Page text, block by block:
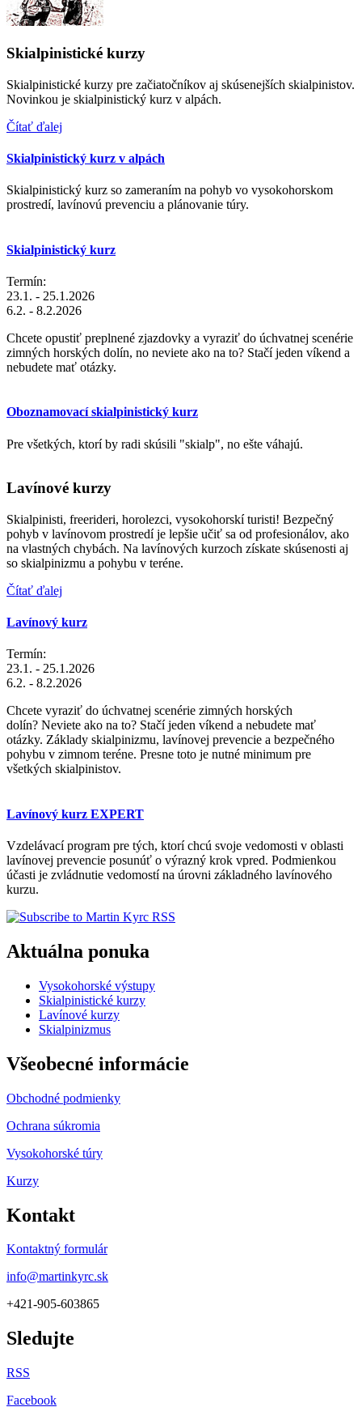
Skialpinistické kurzy
Skialpinistické kurzy pre začiatočníkov aj skúsenejších skialpinistov.
Novinkou je skialpinistický kurz v alpách.
Čítať ďalej
Skialpinistický kurz v alpách
Skialpinistický kurz so zameraním na pohyb vo vysokohorskom
prostredí, lavínovú prevenciu a plánovanie túry.
Skialpinistický kurz
Termín:
23.1. - 25.1.2026
6.2. - 8.2.2026
Chcete opustiť preplnené zjazdovky a vyraziť do úchvatnej scenérie
zimných horských dolín, no neviete ako na to? Stačí jeden víkend a
nebudete mať otázky.
Oboznamovací skialpinistický kurz
Pre všetkých, ktorí by radi skúsili "skialp", no ešte váhajú.
Lavínové kurzy
Skialpinisti, freerideri, horolezci, vysokohorskí turisti! Bezpečný
pohyb v lavínovom prostredí je lepšie učiť sa od profesionálov, ako
na vlastných chybách. Na lavínových kurzoch získate skúsenosti aj
so skialpinizmu a pohybu v teréne.
Čítať ďalej
Lavínový kurz
Termín:
23.1. - 25.1.2026
6.2. - 8.2.2026
Chcete vyraziť do úchvatnej scenérie zimných horských
dolín? Neviete ako na to? Stačí jeden víkend a nebudete mať
otázky. Základy skialpinizmu, lavínovej prevencie a bezpečného
pohybu v zimnom teréne. Presne toto je nutné minimum pre
všetkých skialpinistov.
Lavínový kurz EXPERT
Vzdelávací program pre tých, ktorí chcú svoje vedomosti v oblasti
lavínovej prevencie posunúť o výrazný krok vpred. Podmienkou
účasti je zvládnutie vedomostí na úrovni základného lavínového
kurzu.
Aktuálna ponuka
Vysokohorské výstupy
Skialpinistické kurzy
Lavínové kurzy
Skialpinizmus
Všeobecné informácie
Obchodné podmienky
Ochrana súkromia
Vysokohorské túry
Kurzy
Kontakt
Kontaktný formulár
info@martinkyrc.sk
+421-905-603865
Sledujte
RSS
Facebook